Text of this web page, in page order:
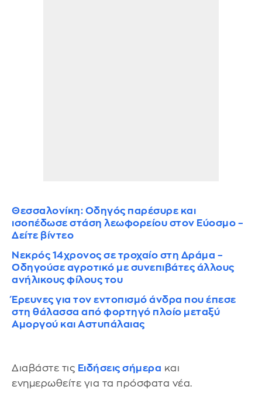
Θεσσαλονίκη: Οδηγός παρέσυρε και
ισοπέδωσε στάση λεωφορείου στον Εύοσμο –
Δείτε βίντεο
Νεκρός 14χρονος σε τροχαίο στη Δράμα –
Οδηγούσε αγροτικό με συνεπιβάτες άλλους
ανήλικους φίλους του
Έρευνες για τον εντοπισμό άνδρα που έπεσε
στη θάλασσα από φορτηγό πλοίο μεταξύ
Αμοργού και Αστυπάλαιας
Διαβάστε τις Ειδήσεις σήμερα και
ενημερωθείτε για τα πρόσφατα νέα.